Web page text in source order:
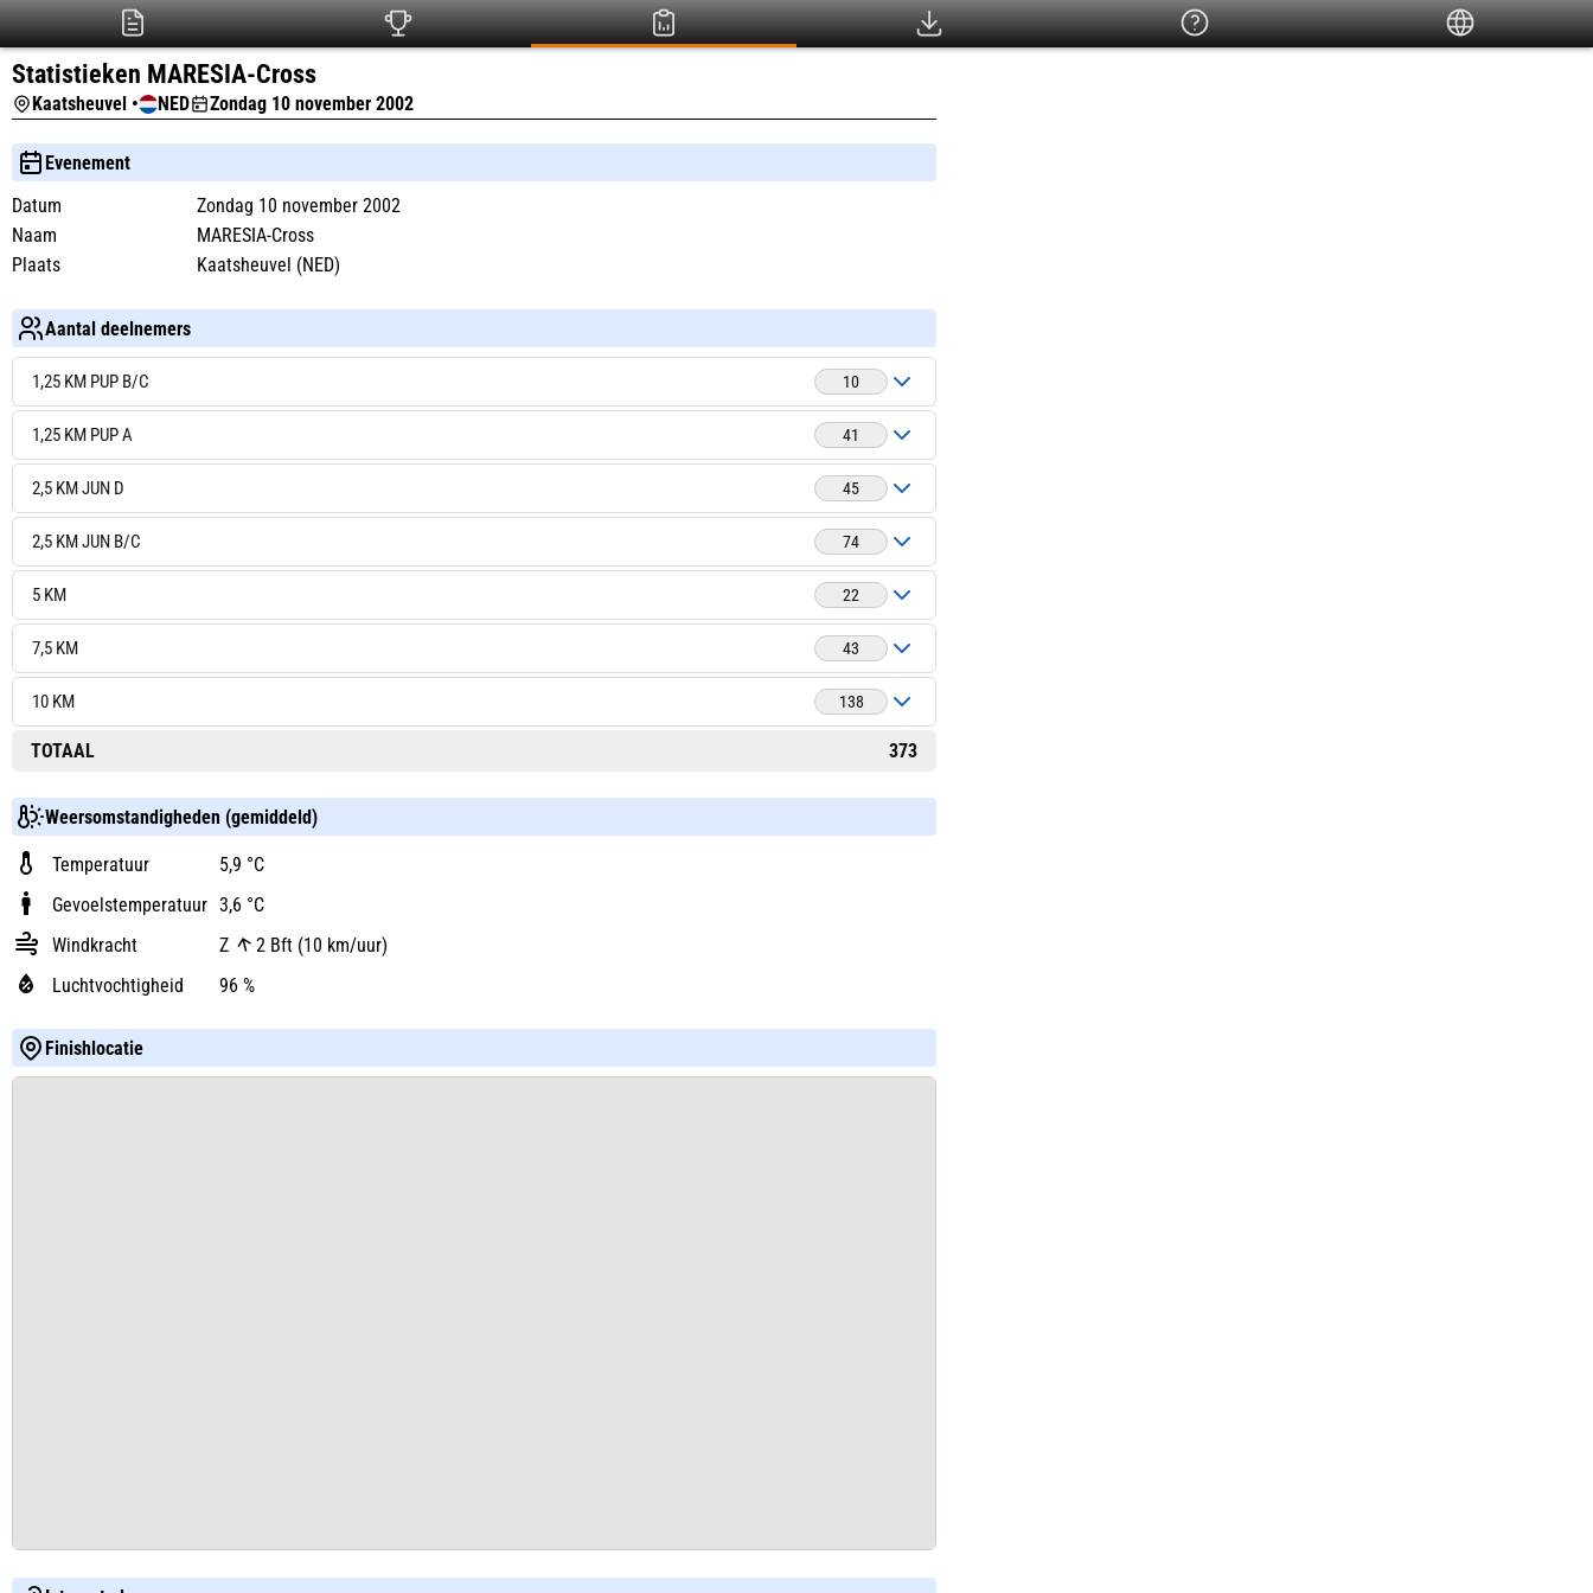
Statistieken MARESIA-Cross
Kaatsheuvel • NED Zondag 10 november 2002
Evenement
Datum
Zondag 10 november 2002
Naam
MARESIA-Cross
Plaats
Kaatsheuvel (NED)
Aantal deelnemers
1,25 KM PUP B/C 10
1,25 KM PUP A 41
2,5 KM JUN D 45
2,5 KM JUN B/C 74
5 KM 22
7,5 KM 43
10 KM 138
TOTAAL 373
Weersomstandigheden (gemiddeld)
Temperatuur
5,9 °C
Gevoelstemperatuur 3,6 °C
Windkracht
Z
2 Bft (10 km/uur)
Luchtvochtigheid
96 %
Finishlocatie